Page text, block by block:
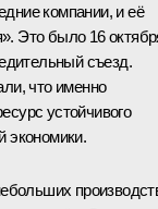
компании, и её
Это было 16
съезд.
что именно
устойчивого
экономики.